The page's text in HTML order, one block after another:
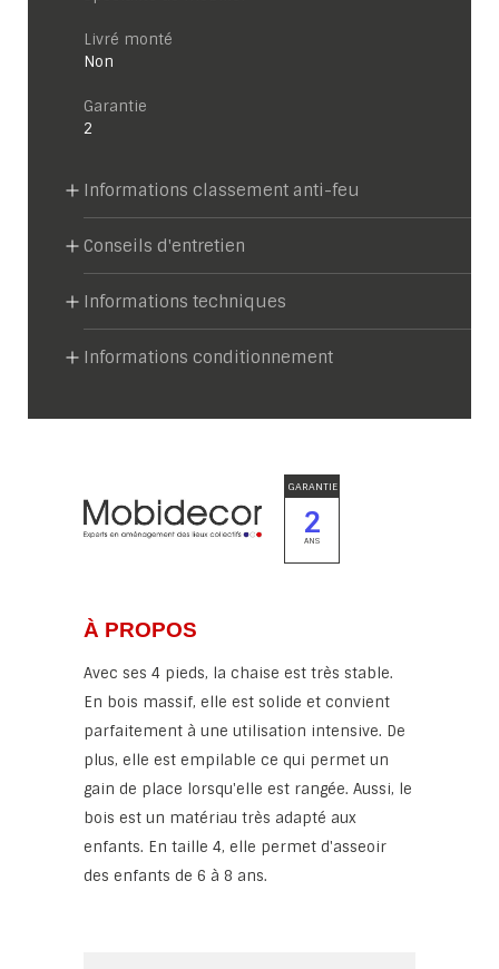
Livré monté
Non
garantie
2
Informations classement anti-feu
Conseils d'entretien
Informations techniques
Informations conditionnement
GARANTIE
2
ANS
À PROPOS
Avec ses 4 pieds, la chaise est très stable.
En bois massif, elle est solide et convient
parfaitement à une utilisation intensive. De
plus, elle est empilable ce qui permet un
gain de place lorsqu'elle est rangée. Aussi, le
bois est un matériau très adapté aux
enfants. En taille 4, elle permet d'asseoir
des enfants de 6 à 8 ans.